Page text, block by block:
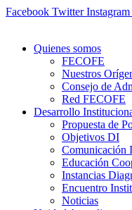
Ir
Facebook Twitter Instagram
Quienes somos
FECOFE
Nuestros
Consejo de
Red FECOFE
Desarrollo
Propuesta de
Objetivos DI
Comunicación
Educación
Instancias
Encuentro
Noticias